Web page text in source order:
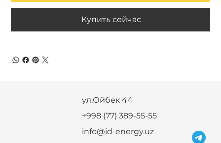
Купить сейчас
ул.Ойбек 44
+998 (77) 389-55-55
info@id-energy.uz